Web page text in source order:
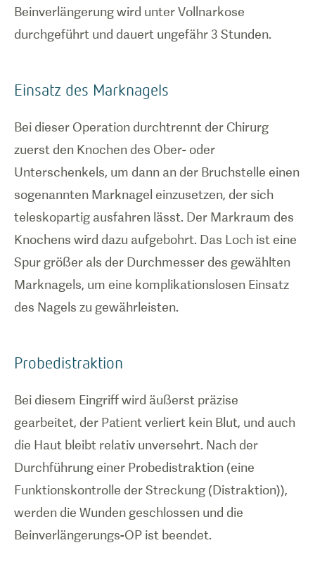
Beinverlängerung wird unter Vollnarkose
durchgeführt und dauert ungefähr 3 Stunden.
Einsatz des Marknagels
Bei dieser Operation durchtrennt der Chirurg
zuerst den Knochen des Ober- oder
Unterschenkels, um dann an der Bruchstelle einen
sogenannten Marknagel einzusetzen, der sich
teleskopartig ausfahren lässt. Der Markraum des
Knochens wird dazu aufgebohrt. Das Loch ist eine
Spur größer als der Durchmesser des gewählten
Marknagels, um eine komplikationslosen Einsatz
des Nagels zu gewährleisten.
Probedistraktion
Bei diesem Eingriff wird äußerst präzise
gearbeitet, der Patient verliert kein Blut, und auch
die Haut bleibt relativ unversehrt. Nach der
Durchführung einer Probedistraktion (eine
Funktionskontrolle der Streckung (Distraktion)),
werden die Wunden geschlossen und die
Beinverlängerungs-OP ist beendet.